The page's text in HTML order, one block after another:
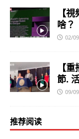
【
啥？
02/
【
節.
09/
推荐阅读